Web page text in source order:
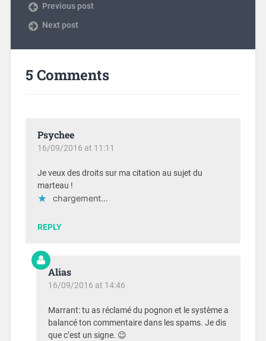
Previous post
Next post
5 Comments
Psychee
16/09/2016 at 11:11
Je veux des droits sur ma citation au sujet du
marteau !
chargement…
REPLY
Alias
16/09/2016 at 14:46
Marrant: tu as réclamé du pognon et le système a
balancé ton commentaire dans les spams. Je dis
que c’est un signe. 😉